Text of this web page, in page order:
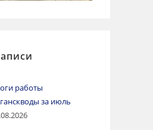
работы
за июль